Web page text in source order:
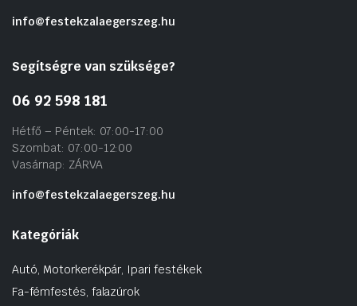
info@festekzalaegerszeg.hu
Segítségre van szüksége?
06 92 598 181
Hétfő – Péntek: 07:00-17:00
Szombat: 07:00-12:00
Vasárnap: ZÁRVA
info@festekzalaegerszeg.hu
Kategóriák
Autó, Motorkerékpár, Ipari festékek
Fa-fémfestés, falazúrok